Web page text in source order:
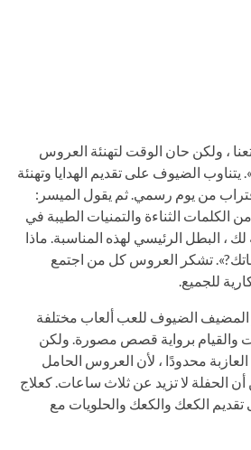
، ولكن حان الوقت لتهنئة العروس
الضيوف على تقديم الهدايا وتهنئة
من يوم رسمي. ثم يقول الميسر:
الثناءة والتمنيات الطيبة في
، البطل الرئيسي لهذه المناسبة. ماذا
تشكر العروس كل من اجتمع
للجميع.
المضيف الضيوف للعب ألعاب مختلفة
والقيام برواية قصص مصورة. ولكن
محدودًا ، لأن العروس الحامل
أن الحفلة لا تزيد عن ثلاث ساعات. كعلاج
الكعك والكعك والحلويات مع